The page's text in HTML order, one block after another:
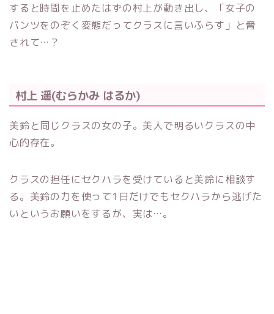
すると時間を止めたはずの村上が動き出し、「女子の
パンツをのぞく変態だってクラスに言いふらす」と脅
されて…？
村上 遥(むらかみ はるか)
美鈴と同じクラスの女の子。美人で明るいクラスの中
心的存在。
クラスの担任にセクハラを受けていると美鈴に相談す
る。美鈴の力を使って1日だけでもセクハラから逃げた
いというお願いをするが、実は…。